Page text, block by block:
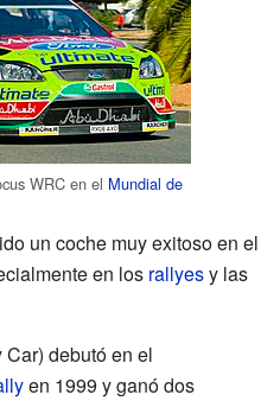
WRC en el Mundial de
un coche muy exitoso en el
en los rallyesy las
debutó en el
en 1999 y ganó dos